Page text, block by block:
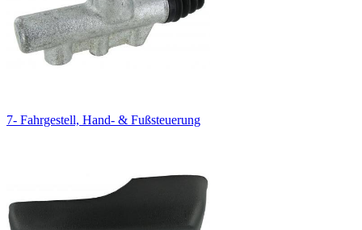
7- Fahrgestell, Hand- & Fußsteuerung